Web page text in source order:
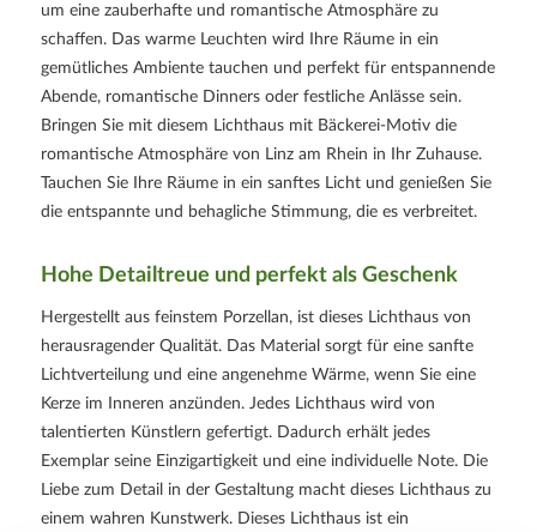
um eine zauberhafte und romantische Atmosphäre zu
schaffen. Das warme Leuchten wird Ihre Räume in ein
gemütliches Ambiente tauchen und perfekt für entspannende
Abende, romantische Dinners oder festliche Anlässe sein.
Bringen Sie mit diesem Lichthaus mit Bäckerei-Motiv die
romantische Atmosphäre von Linz am Rhein in Ihr Zuhause.
Tauchen Sie Ihre Räume in ein sanftes Licht und genießen Sie
die entspannte und behagliche Stimmung, die es verbreitet.
Hohe Detailtreue und perfekt als Geschenk
Hergestellt aus feinstem Porzellan, ist dieses Lichthaus von
herausragender Qualität. Das Material sorgt für eine sanfte
Lichtverteilung und eine angenehme Wärme, wenn Sie eine
Kerze im Inneren anzünden. Jedes Lichthaus wird von
talentierten Künstlern gefertigt. Dadurch erhält jedes
Exemplar seine Einzigartigkeit und eine individuelle Note. Die
Liebe zum Detail in der Gestaltung macht dieses Lichthaus zu
einem wahren Kunstwerk. Dieses Lichthaus ist ein